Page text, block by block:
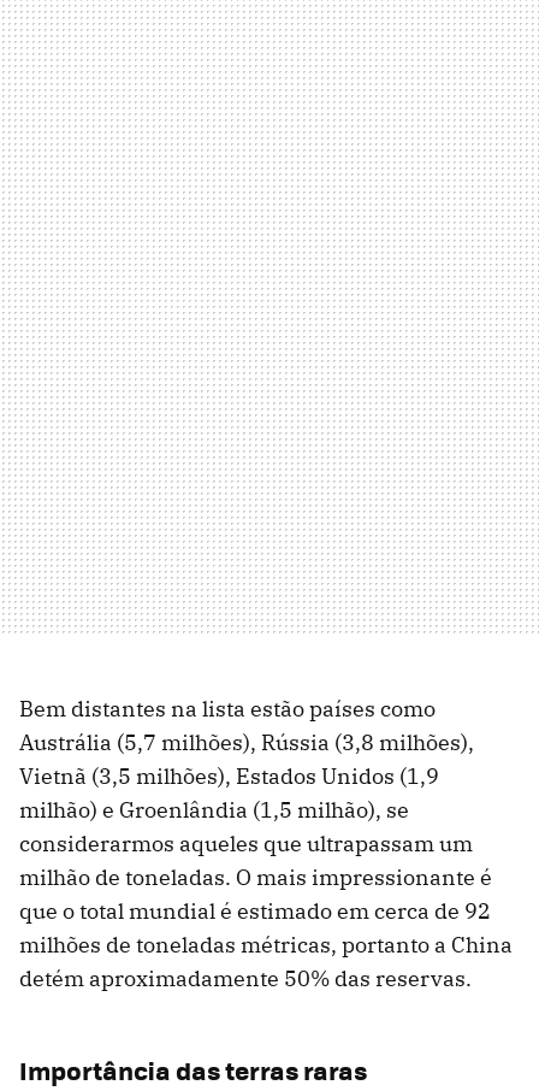
Bem distantes na lista estão países como
Austrália (5,7 milhões), Rússia (3,8 milhões),
Vietnã (3,5 milhões), Estados Unidos (1,9
milhão) e Groenlândia (1,5 milhão), se
considerarmos aqueles que ultrapassam um
milhão de toneladas. O mais impressionante é
que o total mundial é estimado em cerca de 92
milhões de toneladas métricas, portanto a China
detém aproximadamente 50% das reservas.
Importância das terras raras